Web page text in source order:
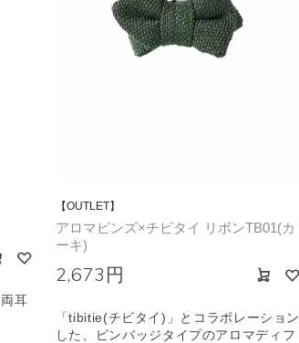
耳
【OUTLET】
アロマピンズ×チビタイ リボンTB01(カ
ーキ)
2,673円
「tibitie(チビタイ)」とコラボレーション
した、ピンバッジタイプのアロマディフ